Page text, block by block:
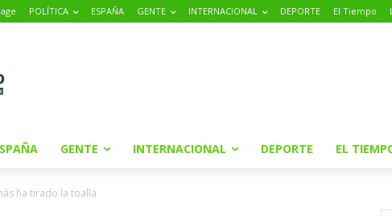
POLÍTICA ESPAÑA GENTE INTERNACIONAL DEPORTE El Tiempo
GENTE INTERNACIONAL DEPORTE EL
ha tirado la toalla